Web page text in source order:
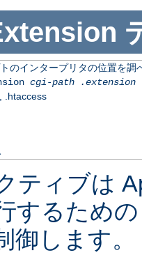
のインタープリタの位置を調
cgi-path
.extension
.htaccess
ティブは
するため
御します